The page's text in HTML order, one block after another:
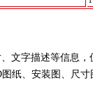
文字描述等信息，
纸、安装图、尺